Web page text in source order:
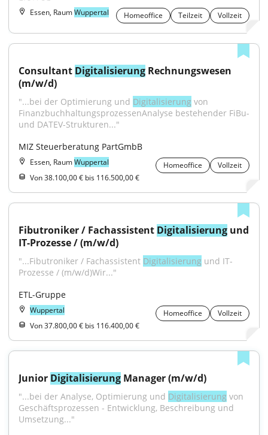
Essen, RaumWuppertal Homeoffice Teilzeit Vollzeit
Consultant Digitalisierung Rechnungswesen
(m/w/d)
"...bei der Optimierung und Digitalisierung von
FinanzbuchhaltungsprozessenAnalyse bestehender FiBu-
und DATEV-Strukturen..."
MIZ Steuerberatung PartGmbB
Essen, RaumWuppertal Homeoffice
Vollzeit
Von 38.100,00 € bis 116.500,00 €
Fibutroniker / Fachassistent Digitalisierung und
IT-Prozesse / (m/w/d)
"...Fibutroniker / Fachassistent Digitalisierung und IT-
Prozesse / (m/w/d)Wir..."
ETL-Gruppe
Wuppertal Homeoffice
Vollzeit
Von 37.800,00 € bis 116.400,00 €
Junior Digitalisierung Manager (m/w/d)
"...bei der Analyse, Optimierung und Digitalisierung von
Geschäftsprozessen - Entwicklung, Beschreibung und
Umsetzung..."